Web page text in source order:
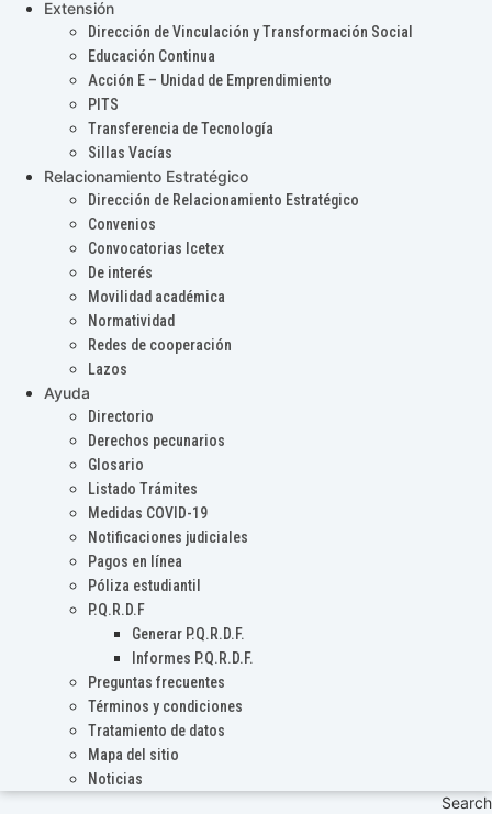
Extensión
Dirección de Vinculación y Transformación Social
Educación Continua
Acción E – Unidad de Emprendimiento
PITS
Transferencia de Tecnología
Sillas Vacías
Relacionamiento Estratégico
Dirección de Relacionamiento Estratégico
Convenios
Convocatorias Icetex
De interés
Movilidad académica
Normatividad
Redes de cooperación
Lazos
Ayuda
Directorio
Derechos pecunarios
Glosario
Listado Trámites
Medidas COVID-19
Notificaciones judiciales
Pagos en línea
Póliza estudiantil
P.Q.R.D.F
Generar P.Q.R.D.F.
Informes P.Q.R.D.F.
Preguntas frecuentes
Términos y condiciones
Tratamiento de datos
Mapa del sitio
Noticias
Search